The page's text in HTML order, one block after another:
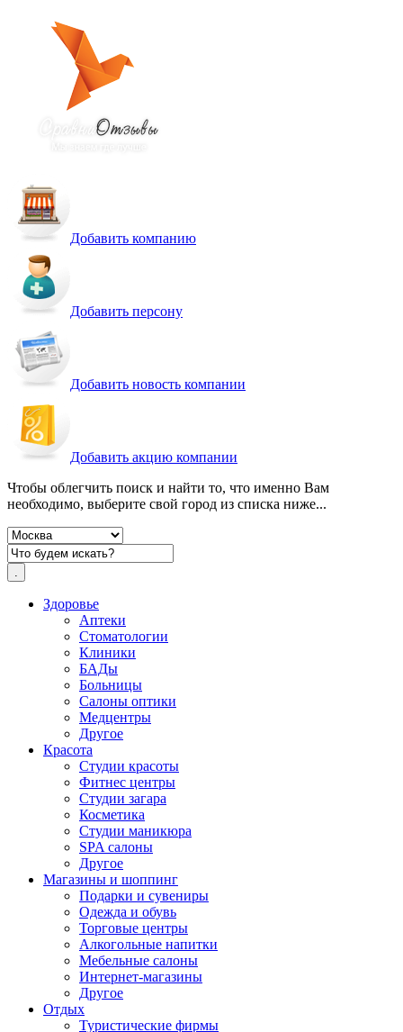
Добавить компанию
Добавить персону
Добавить новость компании
Добавить акцию компании
Чтобы облегчить поиск и найти то, что именно Вам
необходимо, выберите свой город из списка ниже...
Здоровье
Аптеки
Стоматологии
Клиники
БАДы
Больницы
Салоны оптики
Медцентры
Другое
Красота
Студии красоты
Фитнес центры
Студии загара
Косметика
Студии маникюра
SPA салоны
Другое
Магазины и шоппинг
Подарки и сувениры
Одежда и обувь
Торговые центры
Алкогольные напитки
Мебельные салоны
Интернет-магазины
Другое
Отдых
Туристические фирмы